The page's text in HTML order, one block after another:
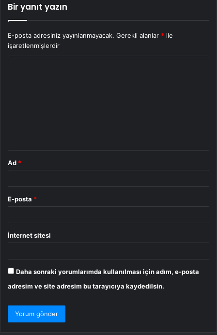
Bir yanıt yazın
E-posta adresiniz yayınlanmayacak. Gerekli alanlar * ile
işaretlenmişlerdir
Ad *
E-posta *
İnternet sitesi
Daha sonraki yorumlarımda kullanılması için adım, e-posta
adresim ve site adresim bu tarayıcıya kaydedilsin.